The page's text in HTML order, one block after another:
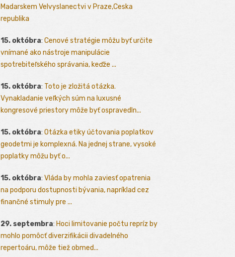
Madarskem Velvyslanectvi v Praze,Ceska
republika
15. októbra: Cenové stratégie môžu byť určite
vnímané ako nástroje manipulácie
spotrebiteľského správania, keďže ...
15. októbra: Toto je zložitá otázka.
Vynakladanie veľkých súm na luxusné
kongresové priestory môže byť ospravedln...
15. októbra: Otázka etiky účtovania poplatkov
geodetmi je komplexná. Na jednej strane, vysoké
poplatky môžu byť o...
15. októbra: Vláda by mohla zaviesť opatrenia
na podporu dostupnosti bývania, napríklad cez
finančné stimuly pre ...
29. septembra: Hoci limitovanie počtu repríz by
mohlo pomôcť diverzifikácii divadelného
repertoáru, môže tiež obmed...